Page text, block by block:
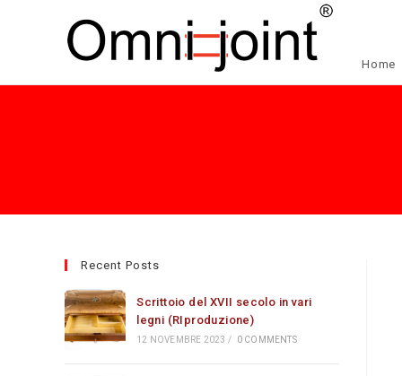
Home
Recent Posts
Scrittoio del XVII secolo in vari
legni (RIproduzione)
12 NOVEMBRE 2023 / 0 COMMENTS